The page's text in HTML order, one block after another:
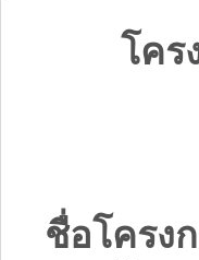
โคร
ชื่อโคร